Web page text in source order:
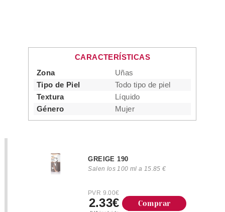
CARACTERÍSTICAS
Zona
Uñas
Tipo de Piel
Todo tipo de piel
Textura
Líquido
Género
Mujer
GREIGE 190
Salen los 100 ml a 15.85 €
PVR 9.00€
2.33€ Comprar